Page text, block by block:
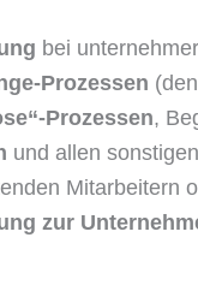
bei
Prozessen
Prozessen,
und allen
Mitarbeitern
zur